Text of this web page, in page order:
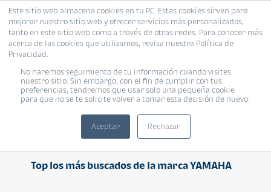
Este sitio web almacena cookies en tu PC. Estas cookies sirven para
mejorar nuestro sitio web y ofrecer servicios más personalizados,
tanto en este sitio web como a través de otras redes. Para conocer más
acerca de las cookies que utilizamos, revisa nuestra Política de
Privacidad.
No haremos seguimiento de tu información cuando visites
nuestro sitio. Sin embargo, con el fin de cumplir con tus
preferencias, tendremos que usar solo una pequeña cookie
para que no se te solicite volver a tomar esta decisión de nuevo.
Aceptar Rechazar
YAMAHA
Top los más buscados de la marca YAMAHA